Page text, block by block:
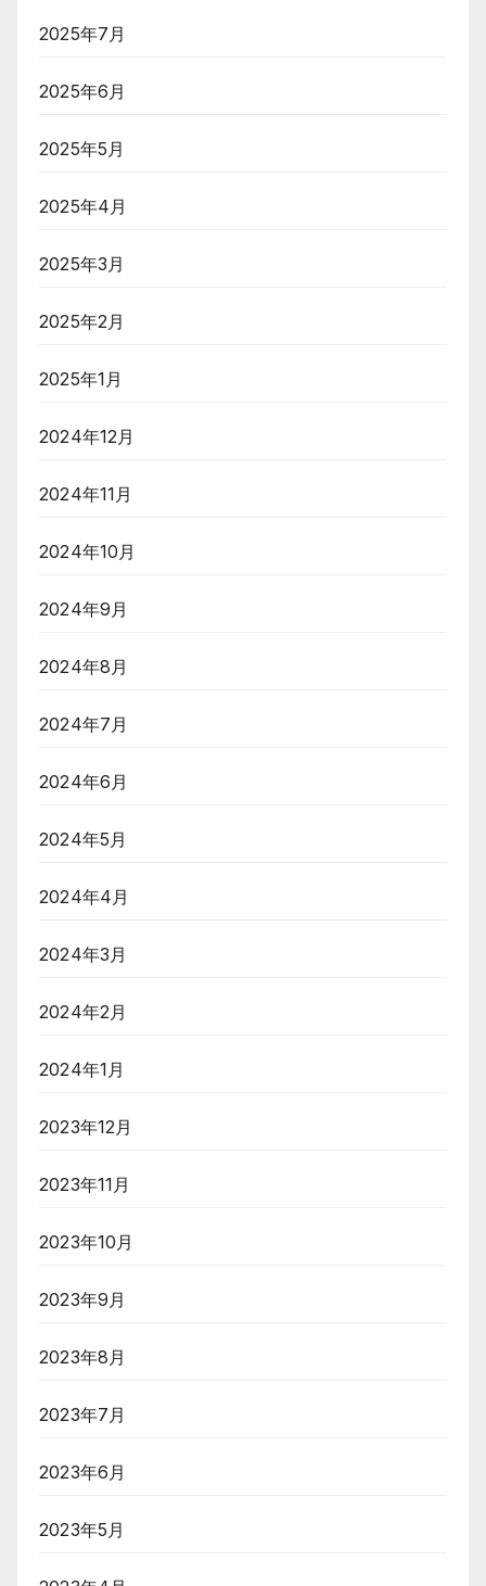
2025年7月
2025年6月
2025年5月
2025年4月
2025年3月
2025年2月
2025年1月
2024年12月
2024年11月
2024年10月
2024年9月
2024年8月
2024年7月
2024年6月
2024年5月
2024年4月
2024年3月
2024年2月
2024年1月
2023年12月
2023年11月
2023年10月
2023年9月
2023年8月
2023年7月
2023年6月
2023年5月